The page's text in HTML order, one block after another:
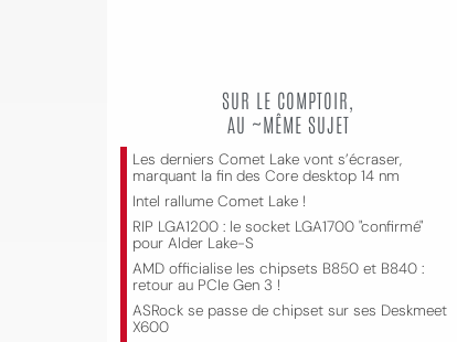
SUR LE COMPTOIR,
AU ~MÊME SUJET
Les derniers Comet Lake vont s’écraser,
marquant la fin des Core desktop 14 nm
Intel rallume Comet Lake !
RIP LGA1200 : le socket LGA1700 "confirmé"
pour Alder Lake-S
AMD officialise les chipsets B850 et B840 :
retour au PCIe Gen 3 !
ASRock se passe de chipset sur ses Deskmeet
X600